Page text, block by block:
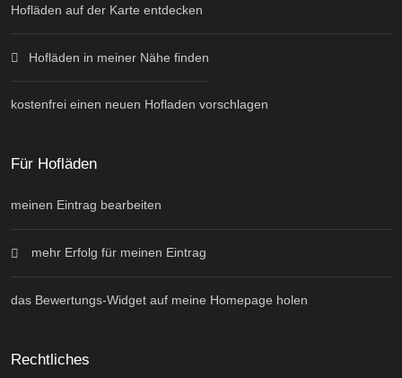
Hofläden auf der Karte entdecken
Hofläden in meiner Nähe finden
kostenfrei einen neuen Hofladen vorschlagen
Für Hofläden
meinen Eintrag bearbeiten
mehr Erfolg für meinen Eintrag
das Bewertungs-Widget auf meine Homepage holen
Rechtliches